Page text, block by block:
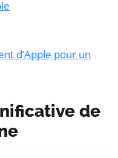
d’Apple pour un
de